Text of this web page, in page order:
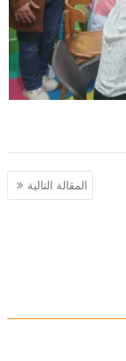
المقالة التالية